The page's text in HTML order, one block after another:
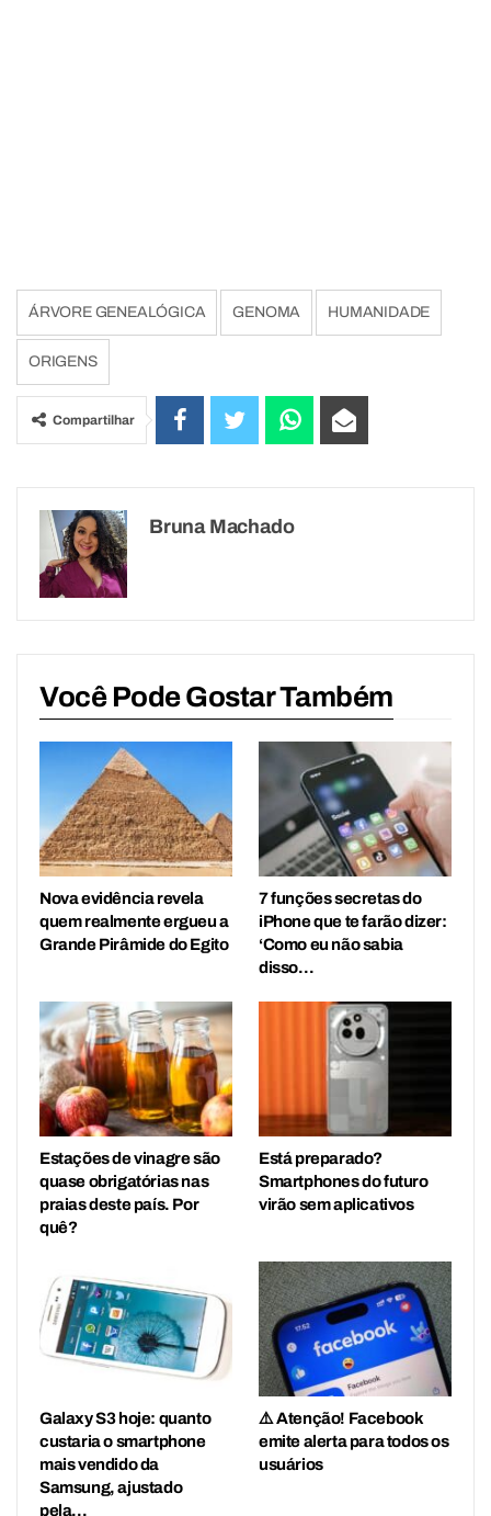
ÁRVORE GENEALÓGICA GENOMA HUMANIDADE
ORIGENS
Compartilhar
Bruna Machado
Você Pode Gostar Também
Nova evidência revela
quem realmente ergueu a
Grande Pirâmide do Egito
7 funções secretas do
iPhone que te farão dizer:
‘Como eu não sabia
disso…
Estações de vinagre são
quase obrigatórias nas
praias deste país. Por
quê?
Está preparado?
Smartphones do futuro
virão sem aplicativos
Galaxy S3 hoje: quanto
custaria o smartphone
mais vendido da
Samsung, ajustado
pela…
⚠️ Atenção! Facebook
emite alerta para todos os
usuários